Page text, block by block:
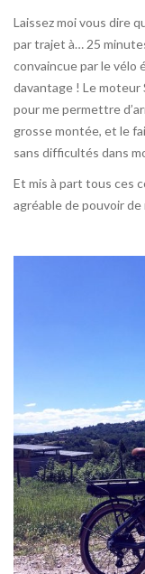
Laissez moi vous dire
par trajet à… 25
convaincue par le vélo
davantage ! Le
pour me permettre
grosse montée, et le
sans difficultés dans
Et mis à part tous ces
agréable de pouvoir